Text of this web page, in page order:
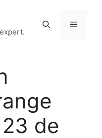
Menu
de